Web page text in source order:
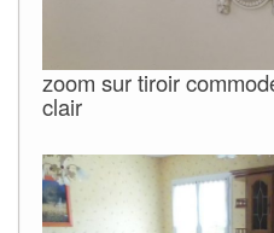
zoom sur tiroir
clair